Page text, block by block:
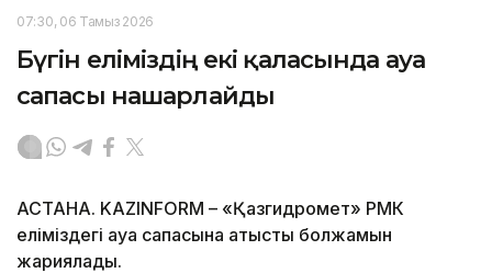
07:30, 06 Тамыз 2026
Бүгін еліміздің екі қаласында ауа
сапасы нашарлайды
АСТАНА. KAZINFORM – «Қазгидромет» РМК
еліміздегі ауа сапасына қатысты болжамын
жариялады.